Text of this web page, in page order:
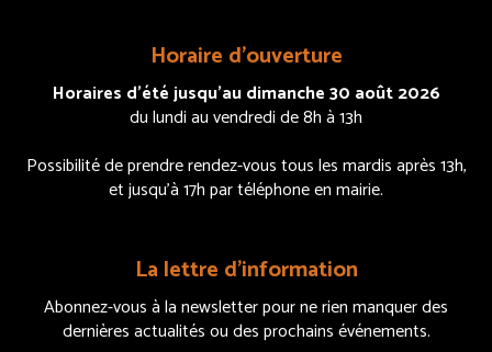
Horaire d’ouverture
Horaires d’été jusqu’au dimanche 30 août 2026
du lundi au vendredi de 8h à 13h
Possibilité de prendre rendez-vous tous les mardis après 13h,
et jusqu’à 17h par téléphone en mairie.
La lettre d’information
Abonnez-vous à la newsletter pour ne rien manquer des
dernières actualités ou des prochains événements.